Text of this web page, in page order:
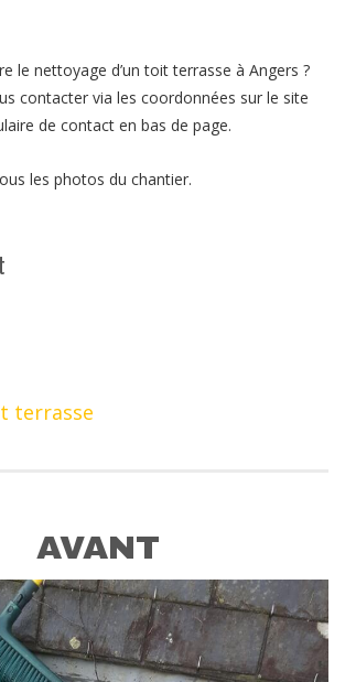
le nettoyage d’un toit terrasse à Angers ?
contacter via les coordonnées sur le site
de contact en bas de page.
les photos du chantier.
terrasse
AVANT